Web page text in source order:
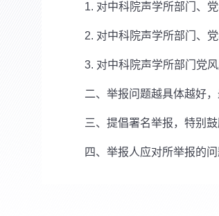
1. 对中科院声学所部门、党
2. 对中科院声学所部门、党
3. 对中科院声学所部门党风
二、举报问题越具体越好，最
三、提倡署名举报，特别鼓
四、举报人应对所举报的问